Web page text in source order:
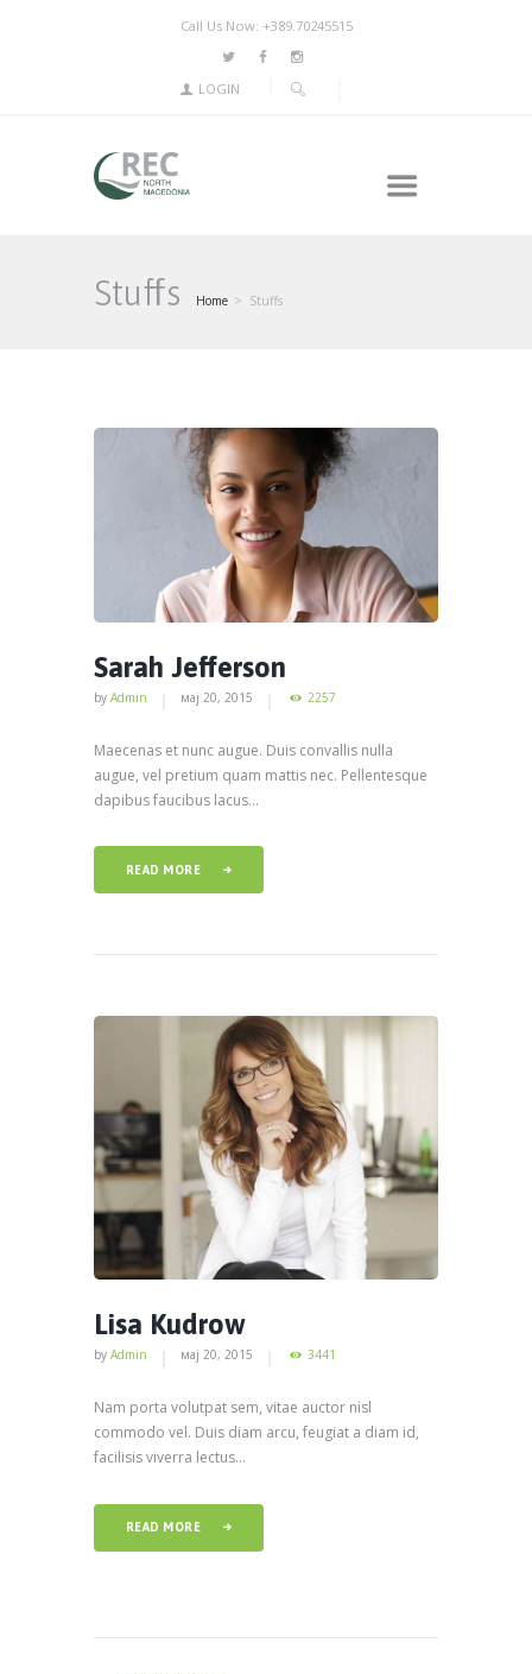
Call Us Now: +389.70245515
LOGIN
Stuffs Home Stuffs
Sarah Jefferson
by Admin мај 20, 2015 2257
Maecenas et nunc augue. Duis convallis nulla
augue, vel pretium quam mattis nec. Pellentesque
dapibus faucibus lacus...
READ MORE
Lisa Kudrow
by Admin мај 20, 2015 3441
Nam porta volutpat sem, vitae auctor nisl
commodo vel. Duis diam arcu, feugiat a diam id,
facilisis viverra lectus...
READ MORE